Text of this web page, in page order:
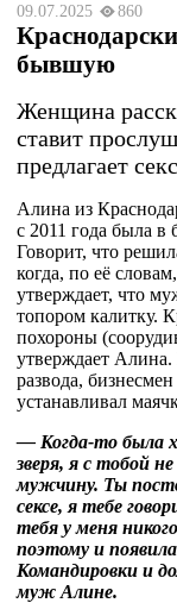
09.07.2025 860
бывшую
Женщина
ставит
предлагает
Алина из
с 2011 года была в
Говорит, что
когда, по её
утверждает, что
топором калитку.
похороны
утверждает
развода,
устанавливал
— Когда-то была
зверя, я с тобой
мужчину. Ты
сексе, я тебе
тебя у меня
поэтому и
Командировки и
муж Алине.